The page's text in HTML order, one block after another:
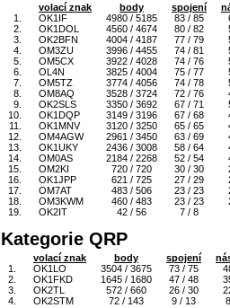
volací znak body spojení
1.
OK1IF 4980 / 5185 83 / 85
2.
OK1DOL 4560 / 4674 80 / 82
3.
OK2BFN 4004 / 4187 77 / 79
4.
OM3ZU 3996 / 4455 74 / 81
5.
OM5CX 3922 / 4028 74 / 76
6.
OL4N 3825 / 4004 75 / 77
7.
OM5TZ 3774 / 4056 74 / 78
8.
OM8AQ 3528 / 3724 72 / 76
9.
OK2SLS 3350 / 3692 67 / 71
10.
OK1DQP 3149 / 3196 67 / 68
11.
OK1MNV 3120 / 3250 65 / 65
12.
OM4AGW 2961 / 3450 63 / 69
13.
OK1UKY 2436 / 3008 58 / 64
14.
OM0AS 2184 / 2268 52 / 54
15.
OM2KI 720 / 720 30 / 30
16.
OK1JPP 621 / 725 27 / 29
17.
OM7AT 483 / 506 23 / 23
18.
OM3KWM 460 / 483 23 / 23
19.
OK2IT 42 / 56 7 / 8
Kategorie QRP
volací znak body spojení
1.
OK1LO 3504 / 3675 73 / 75
2.
OK1FKD 1645 / 1680 47 / 48
3.
OK2TL 572 / 660 26 / 30
4.
OK2STM 72 / 143 9 / 13